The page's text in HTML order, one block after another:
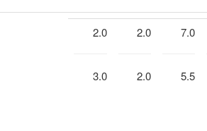
2.0
3.0
2.0
2.0
7.0
5.5